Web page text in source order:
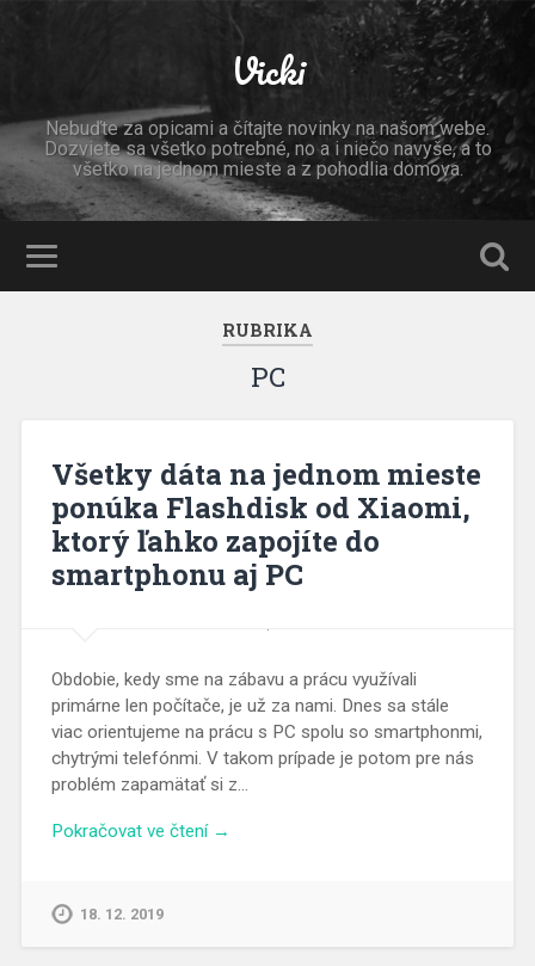
Vicki
Nebuďte za opicami a čítajte novinky na našom webe.
Dozviete sa všetko potrebné, no a i niečo navyše, a to
všetko na jednom mieste a z pohodlia domova.
RUBRIKA
PC
Všetky dáta na jednom mieste
ponúka Flashdisk od Xiaomi,
ktorý ľahko zapojíte do
smartphonu aj PC
Obdobie, kedy sme na zábavu a prácu využívali
primárne len počítače, je už za nami. Dnes sa stále
viac orientujeme na prácu s PC spolu so smartphonmi,
chytrými telefónmi. V takom prípade je potom pre nás
problém zapamätať si z…
Pokračovat ve čtení →
18. 12. 2019